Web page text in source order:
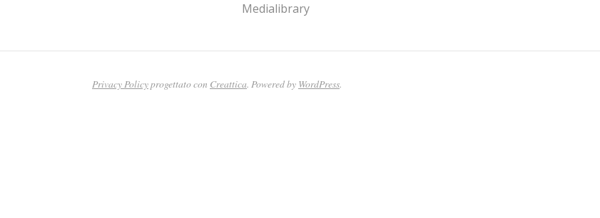
Medialibrary
Privacy Policyprogettato con Creattica. Powered by WordPress.